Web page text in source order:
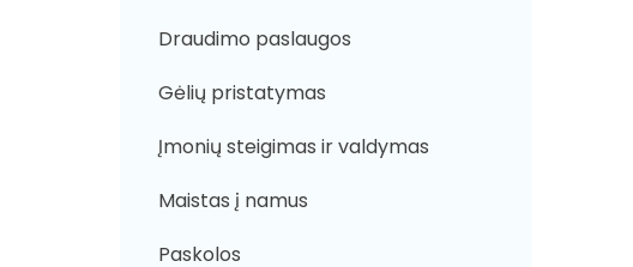
Draudimo paslaugos
Gėlių pristatymas
Įmonių steigimas ir valdymas
Maistas į namus
Paskolos